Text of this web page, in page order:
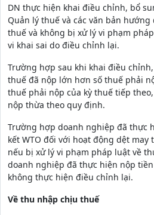
DN thực hiện khai điều chỉnh, bổ
Quản lý thuế và các văn bản
thuế và không bị xử lý vi phạm
vi khai sai do điều chỉnh lại.
Trường hợp sau khi khai điều
thuế đã nộp lớn hơn số thuế phải
thuế phải nộp của kỳ thuế tiếp
nộp thừa theo quy định.
Trường hợp doanh nghiệp đã thực
kết WTO đối với hoạt động dệt may
nếu bị xử lý vi phạm pháp luật về
doanh nghiệp đã thực hiện nộp
không thực hiện điều chỉnh lại.
Về thu nhập chịu thuế